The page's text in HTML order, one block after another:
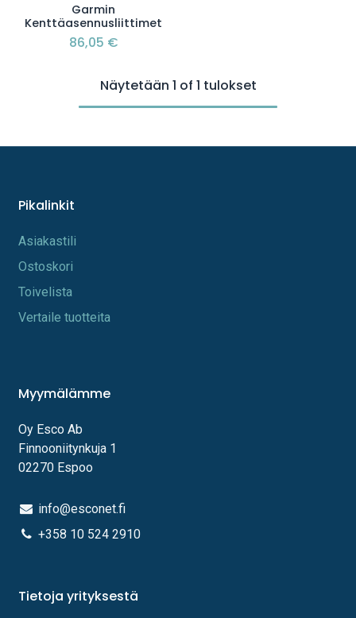
Garmin
Kenttäasennusliittimet
86,05 €
Näytetään 1 of 1 tulokset
Pikalinkit
A​s​iakastili
Os​toskori
Toi​velista
Vertaile tuotteita
Myymälämme
Oy Esco Ab
Finnooniitynkuja 1
02270 Espoo
info@esconet.fi
+358 10 524 2910
Tietoja yrityksestä